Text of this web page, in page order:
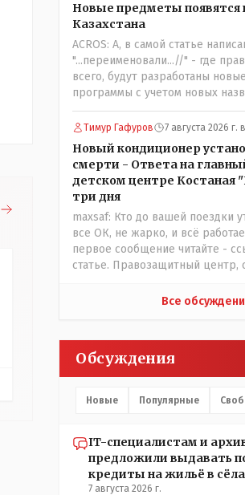
трагедии, то есть 29 июля,
установили и воду, и новые
впервые поставили
контроль. То есть первая
трагедии, вторая часть -
трагедии, когда все уже было
Новые предметы появятся
Казахстана
ACROS: А, в самой статье
"...переименовали...//" - где
всего, будут разработаны
программы с учетом новых
Так что предметы - новые. Хоть
переименованные)
Тимур Гафуров 7 августа 2026 г.
Новый кондиционер
смерти - Ответа на
детском центре Костаная
три дня
maxsaf: Кто до вашей поездки
все ОК, не жарко, и всё
первое сообщение читайте -
статье. Правозащитный центр,
чате, которые прислали ему в
времени их установили только
предназначенных для
управленческого персонала. И
группе установлены
контроль, учитывая погодные
Мы решили. что это -
иначе?
Все
Обсуждения
Новые Популярные
IT-специалистам и
предложили выдавать
кредиты на жильё в
7 августа 2026 г.